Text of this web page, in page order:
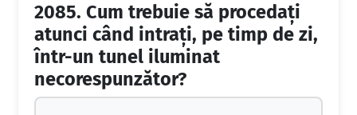
2085. Cum trebuie să procedaţi
atunci când intraţi, pe timp de zi,
într-un tunel iluminat
necorespunzător?